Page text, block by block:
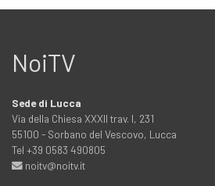
NoiTV
Sede di Lucca
Via della Chiesa XXXII trav. I, 231
55100 - Sorbano del Vescovo, Lucca
Tel +39 0583 490805
noitv@noitv.it